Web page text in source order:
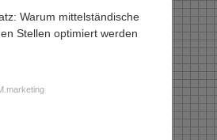
Warum mittelständische
Stellen optimiert werden